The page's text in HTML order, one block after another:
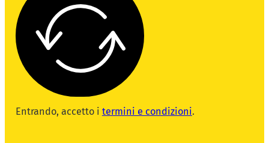
Entrando, accetto i termini e condizioni.